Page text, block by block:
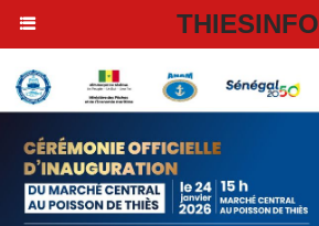
THIESINFO